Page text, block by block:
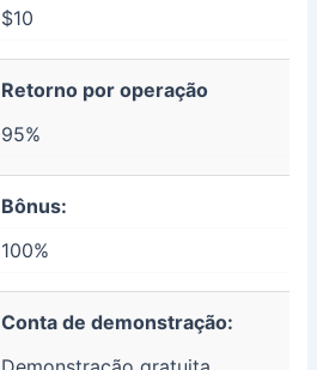
$10
Retorno por operação
95%
Bônus:
100%
Conta de demonstração: